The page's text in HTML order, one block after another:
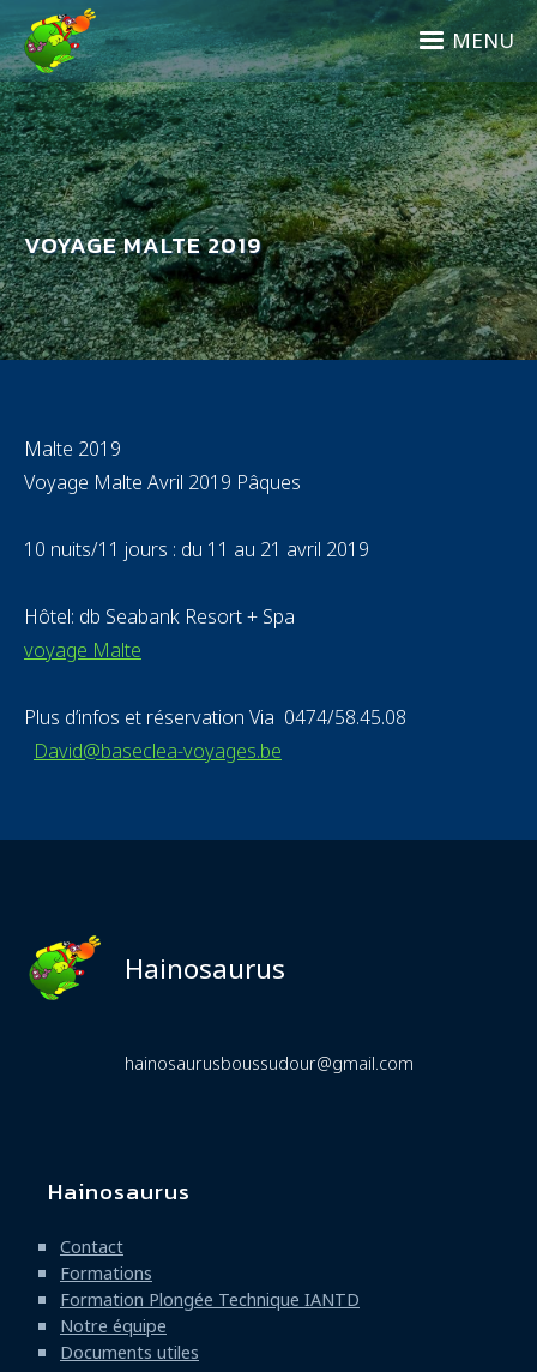
Aller
au
contenu
principal
MENU
VOYAGE MALTE 2019
Malte 2019
Voyage Malte Avril 2019 Pâques
10 nuits/11 jours : du 11 au 21 avril 2019
Hôtel: db Seabank Resort + Spa
voyage Malte
Plus d’infos et réservation Via 0474/58.45.08
David@baseclea-voyages.be
Hainosaurus
hainosaurusboussudour@gmail.com
Navigation
principale
Hainosaurus
Contact
Formations
Formation Plongée Technique IANTD
Notre équipe
Documents utiles